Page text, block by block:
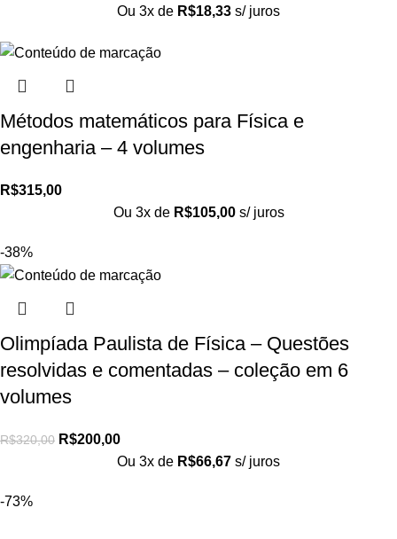
Ou 3x de R$18,33 s/ juros
Métodos matemáticos para Física e
engenharia – 4 volumes
R$315,00
Ou 3x de R$105,00 s/ juros
-38%
Olimpíada Paulista de Física – Questões
resolvidas e comentadas – coleção em 6
volumes
R$320,00 R$200,00
Ou 3x de R$66,67 s/ juros
-73%